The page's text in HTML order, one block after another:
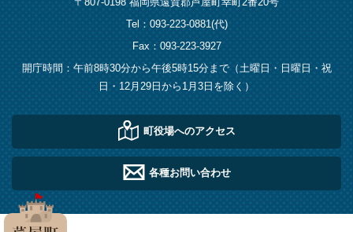
Tel：093-223-0881(代)
Fax：093-223-3927
開庁時間：午前8時30分から午後5時15分まで（土曜日・日曜日・祝
日・12月29日から1月3日を除く）
町役場へのアクセス
各種お問い合わせ